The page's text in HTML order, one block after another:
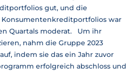
gut, und die
war
Quartals moderat. Um ihr
nahm die Gruppe 2023
indem sie das ein Jahr zuvor
erfolgreich abschloss und